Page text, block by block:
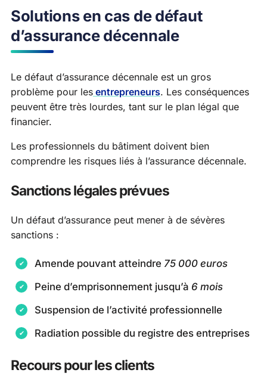
Solutions en cas de défaut
d’assurance décennale
Le défaut d’assurance décennale est un gros
problème pour les entrepreneurs. Les conséquences
peuvent être très lourdes, tant sur le plan légal que
financier.
Les professionnels du bâtiment doivent bien
comprendre les risques liés à l’assurance décennale.
Sanctions légales prévues
Un défaut d’assurance peut mener à de sévères
sanctions :
Amende pouvant atteindre 75 000 euros
Peine d’emprisonnement jusqu’à 6 mois
Suspension de l’activité professionnelle
Radiation possible du registre des entreprises
Recours pour les clients